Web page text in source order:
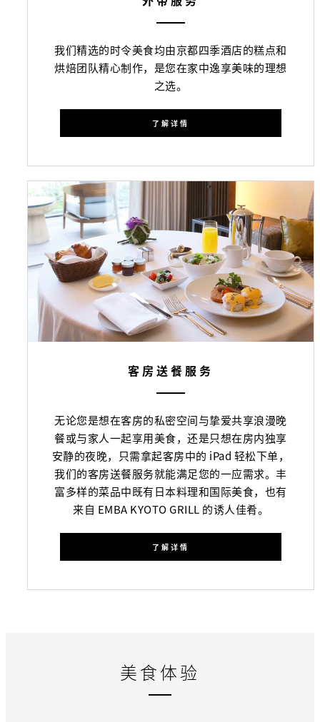
我们精选的时令美食均由京都四季酒店的糕点和
烘焙团队精心制作，是您在家中逸享美味的理想
之选。
了解详情
客房送餐服务
无论您是想在客房的私密空间与挚爱共享浪漫晚
餐或与家人一起享用美食，还是只想在房内独享
安静的夜晚，只需拿起客房中的 iPad 轻松下单，
我们的客房送餐服务就能满足您的一应需求。丰
富多样的菜品中既有日本料理和国际美食，也有
来自 EMBA KYOTO GRILL 的诱人佳肴。
了解详情
美食体验